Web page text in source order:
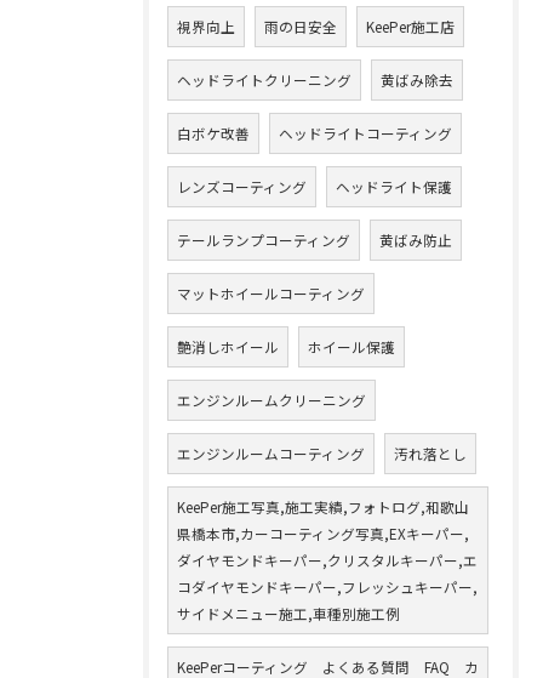
視界向上 雨の日安全 KeePer施工店
ヘッドライトクリーニング 黄ばみ除去
白ボケ改善 ヘッドライトコーティング
レンズコーティング ヘッドライト保護
テールランプコーティング 黄ばみ防止
マットホイールコーティング
艶消しホイール ホイール保護
エンジンルームクリーニング
エンジンルームコーティング 汚れ落とし
KeePer施工写真,施工実績,フォトログ,和歌山
県橋本市,カーコーティング写真,EXキーパー,
ダイヤモンドキーパー,クリスタルキーパー,エ
コダイヤモンドキーパー,フレッシュキーパー,
サイドメニュー施工,車種別施工例
KeePerコーティング よくある質問 FAQ カ